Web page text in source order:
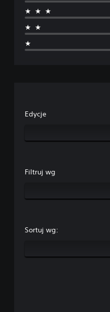
★★★
★★
★
Edycje
Filtruj wg
Sortuj wg: